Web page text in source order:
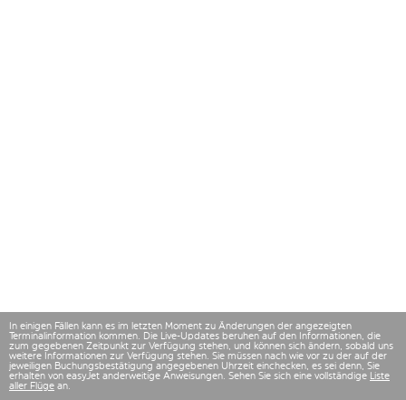
In einigen Fällen kann es im letzten Moment zu Änderungen der angezeigten
Terminalinformation kommen. Die Live-Updates beruhen auf den Informationen, die
zum gegebenen Zeitpunkt zur Verfügung stehen, und können sich ändern, sobald uns
weitere Informationen zur Verfügung stehen. Sie müssen nach wie vor zu der auf der
jeweiligen Buchungsbestätigung angegebenen Uhrzeit einchecken, es sei denn, Sie
erhalten von easyJet anderweitige Anweisungen. Sehen Sie sich eine vollständige Liste
aller Flüge an.